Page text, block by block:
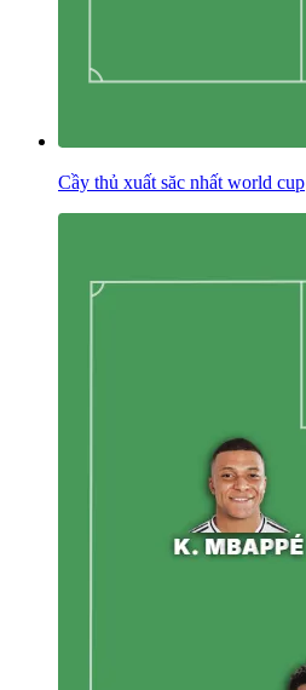
Cầy thủ xuất săc nhất world cup